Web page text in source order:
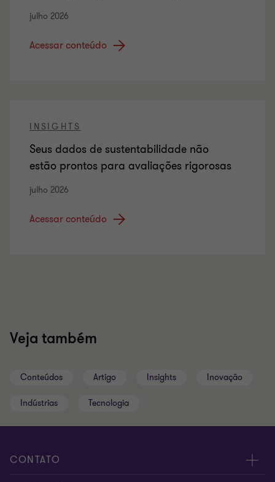
julho 2026
Acessar conteúdo
INSIGHTS
Seus dados de sustentabilidade não
estão prontos para avaliações rigorosas
julho 2026
Acessar conteúdo
Veja também
Conteúdos Artigo Insights Inovação
Indústrias Tecnologia
CONTATO